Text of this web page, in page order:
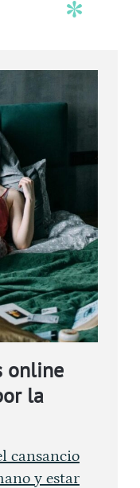
online
la
cansancio
y estar